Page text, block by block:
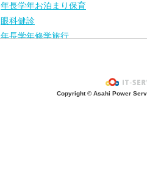
年長学年お泊まり保育
眼科健診
年長学年修学旅行
最年少学年ひよこ組スタート
Copyright © Asahi Power